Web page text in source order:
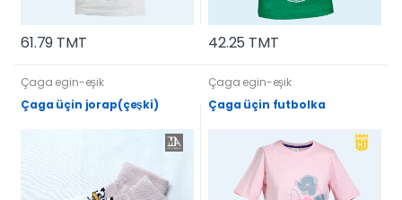
61.79 TMT 42.25 TMT
Çaga egin-eşik
Çaga üçin jorap(çeşki)
Çaga egin-eşik
Çaga üçin futbolka